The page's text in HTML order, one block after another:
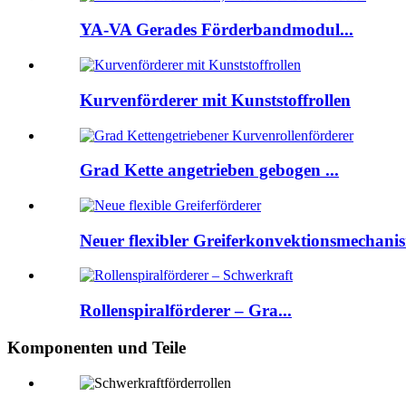
YA-VA Gerades Förderbandmodul...
Kurvenförderer mit Kunststoffrollen
Grad Kette angetrieben gebogen ...
Neuer flexibler
Rollenspiralförderer – Gra...
Komponenten und Teile